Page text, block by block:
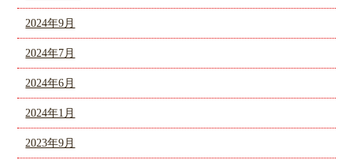
2024年9月
2024年7月
2024年6月
2024年1月
2023年9月